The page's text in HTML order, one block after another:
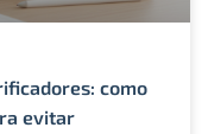
como
evitar